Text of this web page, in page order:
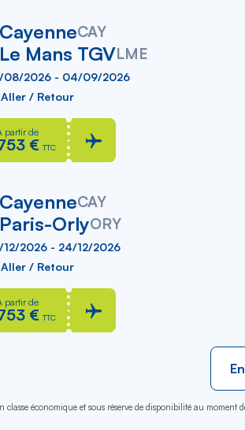
CayenneCAY
Le Mans TGVLME
08/2026 - 04/09/2026
Aller / Retour
partir de
€ TTC
CayenneCAY
Paris-OrlyORY
12/2026 - 24/12/2026
Aller / Retour
partir de
€ TTC
économique et sous réserve de disponibilité au